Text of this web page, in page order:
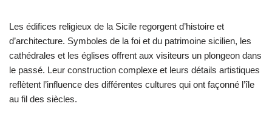
Les édifices religieux de la Sicile regorgent d’histoire et
d’architecture. Symboles de la foi et du patrimoine sicilien, les
cathédrales et les églises offrent aux visiteurs un plongeon dans
le passé. Leur construction complexe et leurs détails artistiques
reflètent l’influence des différentes cultures qui ont façonné l’île
au fil des siècles.